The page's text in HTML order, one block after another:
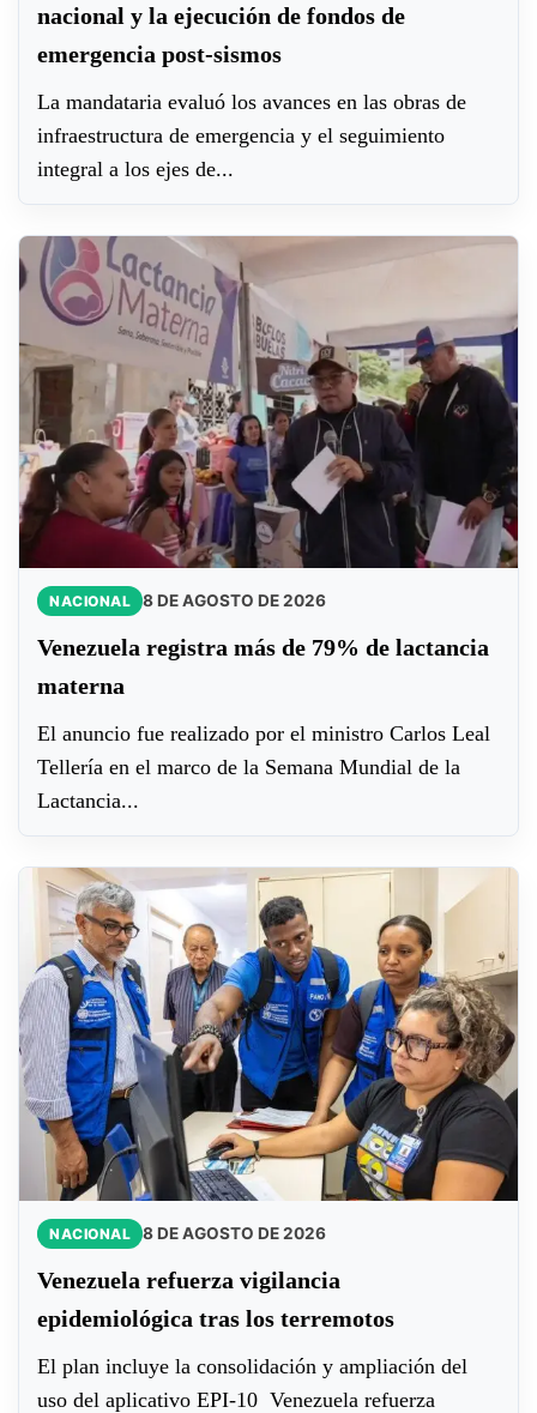
nacional y la ejecución de fondos de
emergencia post-sismos
La mandataria evaluó los avances en las obras de
infraestructura de emergencia y el seguimiento
integral a los ejes de...
NACIONAL 8 DE AGOSTO DE 2026
Venezuela registra más de 79% de lactancia
materna
El anuncio fue realizado por el ministro Carlos Leal
Tellería en el marco de la Semana Mundial de la
Lactancia...
NACIONAL 8 DE AGOSTO DE 2026
Venezuela refuerza vigilancia
epidemiológica tras los terremotos
El plan incluye la consolidación y ampliación del
uso del aplicativo EPI-10 Venezuela refuerza